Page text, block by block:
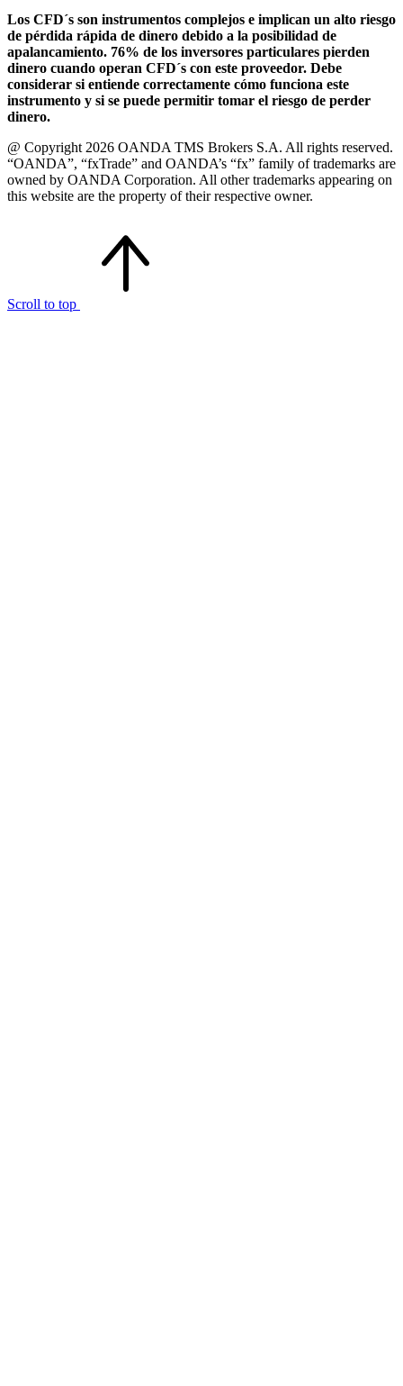
Los CFD´s son instrumentos complejos e implican un alto riesgo
de pérdida rápida de dinero debido a la posibilidad de
apalancamiento. 76% de los inversores particulares pierden
dinero cuando operan CFD´s con este proveedor. Debe
considerar si entiende correctamente cómo funciona este
instrumento y si se puede permitir tomar el riesgo de perder
dinero.
@ Copyright 2026 OANDA TMS Brokers S.A. All rights reserved.
“OANDA”, “fxTrade” and OANDA’s “fx” family of trademarks are
owned by OANDA Corporation. All other trademarks appearing on
this website are the property of their respective owner.
Scroll to top